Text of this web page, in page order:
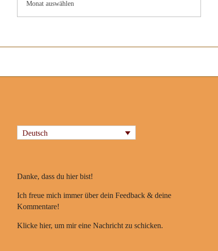
Deutsch
Danke, dass du hier bist!
Ich freue mich immer über dein Feedback & deine
Kommentare!
Klicke hier, um mir eine Nachricht zu schicken.